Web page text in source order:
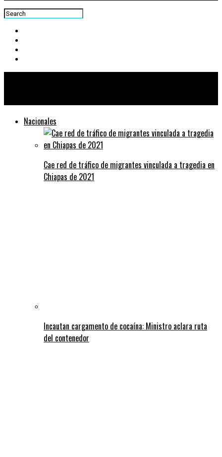
Nacionales
Cae red de tráfico de migrantes vinculada a tragedia en
Chiapas de 2021
Incautan cargamento de cocaína: Ministro aclara ruta
del contenedor